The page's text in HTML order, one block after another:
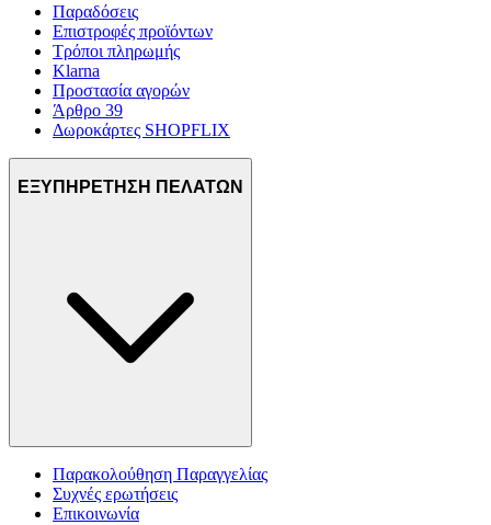
Παραδόσεις
Επιστροφές προϊόντων
Τρόποι πληρωμής
Klarna
Προστασία αγορών
Άρθρο 39
Δωροκάρτες SHOPFLIX
ΕΞΥΠΗΡΕΤΗΣΗ ΠΕΛΑΤΩΝ
Παρακολούθηση Παραγγελίας
Συχνές ερωτήσεις
Επικοινωνία